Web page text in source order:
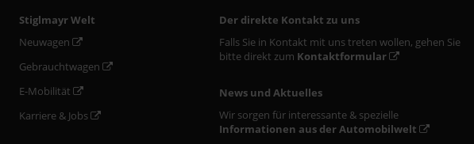
Stiglmayr Welt
Neuwagen
Gebrauchtwagen
E-Mobilität
Karriere & Jobs
Der direkte Kontakt zu uns
Falls Sie in Kontakt mit uns treten wollen, gehen Sie
bitte direkt zum Kontaktformular
News und Aktuelles
Wir sorgen für interessante & spezielle
Informationen aus der Automobilwelt